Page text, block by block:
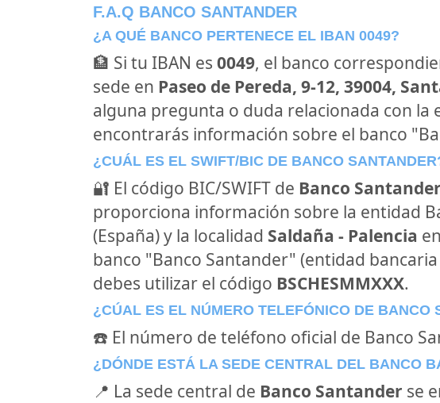
F.A.Q BANCO SANTANDER
¿A QUÉ BANCO PERTENECE EL IBAN 0049?
🏦 Si tu IBAN es 0049, el banco
sede en Paseo de Pereda, 9-12, 39004,
alguna pregunta o duda relacionada con la
encontrarás información sobre el banco
¿CUÁL ES EL SWIFT/BIC DE BANCO
🔐 El código BIC/SWIFT de Banco Santander
proporciona información sobre la entidad
(España) y la localidad Saldaña - Palencia en
banco "Banco Santander" (entidad bancaria
debes utilizar el código BSCHESMMXXX.
¿CÚAL ES EL NÚMERO TELEFÓNICO DE BANCO
☎️ El número de teléfono oficial de Banco
¿DÓNDE ESTÁ LA SEDE CENTRAL DEL BANCO
📍 La sede central de Banco Santander se